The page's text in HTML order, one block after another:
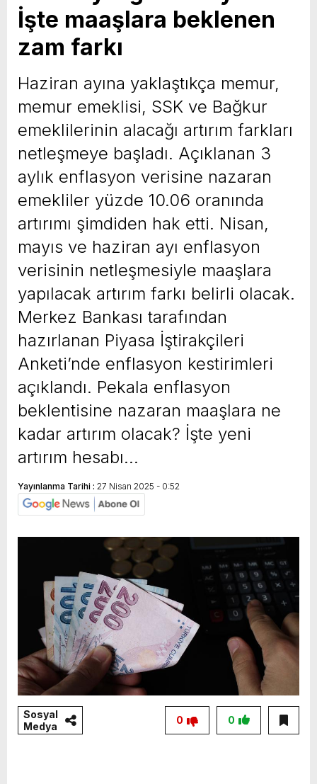
yeni özellikler belli oldu
İşte maaşlara beklenen
zam farkı
Haziran ayına yaklaştıkça memur,
memur emeklisi, SSK ve Bağkur
emeklilerinin alacağı artırım farkları
netleşmeye başladı. Açıklanan 3
aylık enflasyon verisine nazaran
emekliler yüzde 10.06 oranında
artırımı şimdiden hak etti. Nisan,
mayıs ve haziran ayı enflasyon
verisinin netleşmesiyle maaşlara
yapılacak artırım farkı belirli olacak.
Merkez Bankası tarafından
hazırlanan Piyasa İştirakçileri
Anketi’nde enflasyon kestirimleri
açıklandı. Pekala enflasyon
beklentisine nazaran maaşlara ne
kadar artırım olacak? İşte yeni
artırım hesabı…
Yayınlanma Tarihi : 27 Nisan 2025 - 0:52
Sosyal
Medya
0
0